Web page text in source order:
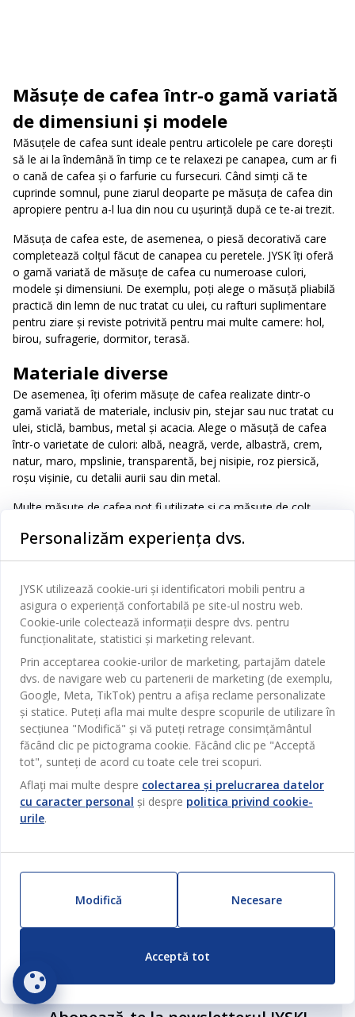
Măsuţe de cafea într-o gamă variată
de dimensiuni şi modele
Măsuţele de cafea sunt ideale pentru articolele pe care dorești
să le ai la îndemână în timp ce te relaxezi pe canapea, cum ar fi
o cană de cafea şi o farfurie cu fursecuri. Când simţi că te
cuprinde somnul, pune ziarul deoparte pe măsuţa de cafea din
apropiere pentru a-l lua din nou cu uşurinţă după ce te-ai trezit.
Măsuţa de cafea este, de asemenea, o piesă decorativă care
completează colţul făcut de canapea cu peretele. JYSK îți oferă
o gamă variată de măsuţe de cafea cu numeroase culori,
modele şi dimensiuni. De exemplu, poţi alege o măsuţă pliabilă
practică din lemn de nuc tratat cu ulei, cu rafturi suplimentare
pentru ziare şi reviste potrivită pentru mai multe camere: hol,
birou, sufragerie, dormitor, terasă.
Materiale diverse
De asemenea, îți oferim măsuţe de cafea realizate dintr-o
gamă variată de materiale, inclusiv pin, stejar sau nuc tratat cu
ulei, sticlă, bambus, metal şi acacia. Alege o măsuță de cafea
într-o varietate de culori: albă, neagră, verde, albastră, crem,
natur, maro, mpslinie, transparentă, bej nisipie, roz piersică,
roșu vișinie, cu detalii aurii sau din metal.
Multe măsuţe de cafea pot fi utilizate şi ca măsuţe de colţ.
măsuţe de colţ, așează două lămpi şi decorează cu lumânări
sau o vază cu flori.
47 DE ANI DE OFERTE EXCELENTE
Mai mult de 3.600 de magazine în 50 de țări.
RĂDĂCINI SCANDINAVE
Compania noastră s-a înființat în 1979 în Danemarca.
gama PLUS.
Am selecționat o varietate largă de produse care au aceleași
prețuri mici în fiecare zi.
Personalizăm experiența dvs.
JYSK utilizează cookie-uri și identificatori mobili pentru a
asigura o experiență confortabilă pe site-ul nostru web.
Cookie-urile colectează informații despre dvs. pentru
funcționalitate, statistici și marketing relevant.
Prin acceptarea cookie-urilor de marketing, partajăm datele
dvs. de navigare web cu partenerii de marketing (de exemplu,
Google, Meta, TikTok) pentru a afișa reclame personalizate
și statice. Puteți afla mai multe despre scopurile de utilizare în
secțiunea "Modifică" și vă puteți retrage consimțământul
făcând clic pe pictograma cookie. Făcând clic pe "Acceptă
tot", sunteți de acord cu toate cele trei scopuri.
Aflați mai multe despre colectarea și prelucrarea datelor
cu caracter personal și despre politica privind cookie-
urile.
Modifică Necesare
Acceptă tot